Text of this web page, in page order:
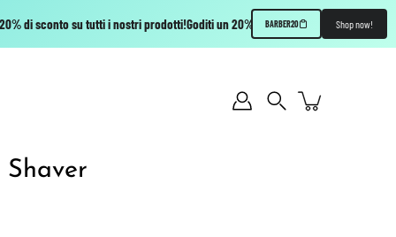
di sconto su tutti i nostri prodotti!Goditi un 20% di sconto su tutti i nostri
BARBER20 Shop now!